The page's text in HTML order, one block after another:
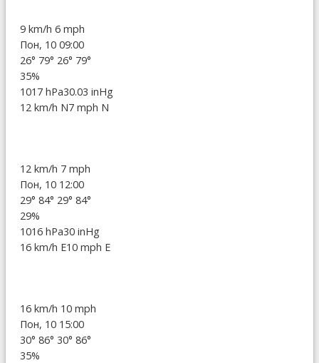
9 km/h 6 mph
Пон, 10 09:00
26° 79° 26° 79°
35%
1017 hPa30.03 inHg
12 km/h N7 mph N
12 km/h 7 mph
Пон, 10 12:00
29° 84° 29° 84°
29%
1016 hPa30 inHg
16 km/h E10 mph E
16 km/h 10 mph
Пон, 10 15:00
30° 86° 30° 86°
35%